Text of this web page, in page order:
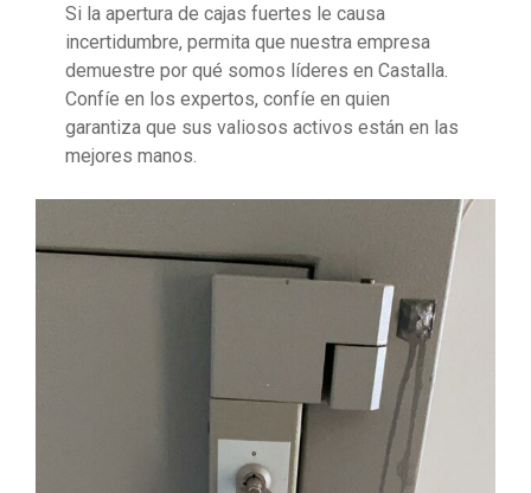
Si la apertura de cajas fuertes le causa
incertidumbre, permita que nuestra empresa
demuestre por qué somos líderes en Castalla.
Confíe en los expertos, confíe en quien
garantiza que sus valiosos activos están en las
mejores manos.